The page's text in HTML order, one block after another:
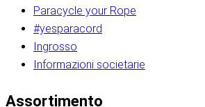
Paracycle your Rope
#yesparacord
Ingrosso
Informazioni societarie​​​​‌ ‍ ​‍​‍‌‍ ‌ ​‍‌‍‍‌‌‍‌ ‌‍‍‌‌‍ ‍​‍​‍​ ‍‍​‍​‍‌ ​ ‌‍​‌‌‍ ‍‌‍‍‌‌ ‌​‌ ‍‌​‍ ‍‌‍‍‌‌‍ ​‍​‍​‍ ​​‍​‍‌‍‍​‌ ​‍‌‍‌‌‌‍‌‍​‍​‍​ ‍‍​‍​‍‌‍‍​‌ ‌​‌ ‌​‌ ​​‌ ​ ​ ‍‍​‍ ​‍ ‌ ​​‌‍​‌‌ ​‍‌‍​‌‌‍​ ‌‍ ‌ ​‍‌‍‌​​‍ ‍‌ ​ ‌‍​‌‌‍ ‍‌‍‍‌‌ ‌​‌ ‍‌​‍ ‍‌ ​ ‌ ‌​‌ ‌‌‌‍‌​‌‍‍‌‌‍ ​‍ ‌‍‍‌‌‍ ‍‌ ‌​‌‍‌‌‌‍ ‍‌ ‌​​‍ ‌‍‌‌‌‍‌​‌‍‍‌‌ ‌​​‍ ‌‍ ‌‌‍ ‌‍‌​‌‍‌‌​ ‌‌ ​​‌ ​‍‌‍‌‌‌ ​ ‌‍‌‌‌‍ ‍‌ ‌​‌‍​‌‌ ‌​‌‍‍‌‌‍ ‌‍ ‍​ ‍ ‌‍‍‌‌‍‌​​ ‌‌‍‌‍‌‍ ‌‍ ‌ ‌​‌‍‌‌‌ ​‍​‍ ‌‌‍​‍‌ ​‍‌‍​‌‌‍ ‍‌‍‌​​‍ ‌‌‍‍‌‌‍ ‌‌ ​​‌ ​‍‌‍‍‌‌‍ ‍‌ ‌​​ ‍ ‌ ‌​‌ ‍‌‌ ​​‌‍‌‌​ ‌‌ ‌​‌ ​‍‌‍​‌‌‍ ‍‌ ​ ‌‍ ​‌‍​‌‌ ‌​‌‍‌‌‌‍‌​​‍ ‌‌‍ ‌‌‍‌‌‌ ​ ‌ ​ ‌‍​‌‌‍‌ ‌‍‌‌​ ‍ ‌ ​​‌‍​‌‌ ‌​‌‍‍​​ ‌‌ ‌‍‌‍​‌‌‍ ​‌ ‌‌‌‍‌‌​‍ ‍‌‍‍‌‌ ‌​‌‌ ‌​‍‌‌‌‌​​ ‌‍​‍‌‍​‌‌ ​ ‌‍‌‌‌‌‌‌‌ ​‍‌‍ ​​ ‌‌‍‍​‌ ‌​‌ ‌​‌ ​​‌ ​ ​‍‌‌​ ​ ‌​​‌​‍‌‌​ ​‍‌​‌‍​‍‌‌​ ​‍‌​‌‍‌ ​​‌‍​‌‌ ​‍‌‍​‌‌‍​ ‌‍ ‌ ​‍‌‍‌​​‍ ‍‌ ​ ‌‍​‌‌‍ ‍‌‍‍‌‌ ‌​‌ ‍‌​‍ ‍‌ ​ ‌ ‌​‌ ‌‌‌‍‌​‌‍‍‌‌‍ ​‍‌‍‌‍‍‌‌‍‌​​ ‌‌‍‌‍‌‍ ‌‍ ‌ ‌​‌‍‌‌‌ ​‍​‍ ‌‌‍​‍‌ ​‍‌‍​‌‌‍ ‍‌‍‌​​‍ ‌‌‍‍‌‌‍ ‌‌ ​​‌ ​‍‌‍‍‌‌‍ ‍‌ ‌​​‍‌‍‌ ‌​‌ ‍‌‌ ​​‌‍‌‌​ ‌‌ ‌​‌ ​‍‌‍​‌‌‍ ‍‌ ​ ‌‍ ​‌‍​‌‌ ‌​‌‍‌‌‌‍‌​​‍ ‌‌‍ ‌‌‍‌‌‌ ​ ‌ ​ ‌‍​‌‌‍‌ ‌‍‌‌​‍‌‍‌ ​​‌‍​‌‌ ‌​‌‍‍​​ ‌‌ ‌‍‌‍​‌‌‍ ​‌ ‌‌‌‍‌‌​‍ ‍‌‍‍‌‌ ‌​‌‌ ‌​‍‌‌‌‌​​‍‌‍‌ ​​‌‍‌‌‌ ​‍‌ ​ ‌ ​​‌‍‌‌‌‍​ ‌ ‌​‌‍‍‌‌ ‌‍‌‍‌‌​ ‌‌ ​​‌ ‌‌‌‍​‍‌‍ ​‌‍‍‌‌ ​ ‌‍‍​‌‍‌‌‌‍‌​​‍​‍‌ ‌​​​​‌ ‍ ​‍​‍‌‍ ‌ ​‍‌‍‍‌‌‍‌ ‌‍‍‌‌‍ ‍​‍​‍​ ‍‍​‍​‍‌ ​ ‌‍​‌‌‍ ‍‌‍‍‌‌ ‌​‌ ‍‌​‍ ‍‌‍‍‌‌‍ ​‍​‍​‍ ​​‍​‍‌‍‍​‌ ​‍‌‍‌‌‌‍‌‍​‍​‍​ ‍‍​‍​‍‌‍‍​‌ ‌​‌ ‌​‌ ​​‌ ​ ​ ‍‍​‍ ​‍ ‌ ​​‌‍​‌‌ ​‍‌‍​‌‌‍​ ‌‍ ‌ ​‍‌‍‌​​‍ ‍‌ ​ ‌‍​‌‌‍ ‍‌‍‍‌‌ ‌​‌ ‍‌​‍ ‍‌ ​ ‌ ‌​‌ ‌‌‌‍‌​‌‍‍‌‌‍ ​‍ ‌‍‍‌‌‍ ‍‌ ‌​‌‍‌‌‌‍ ‍‌ ‌​​‍ ‌‍‌‌‌‍‌​‌‍‍‌‌ ‌​​‍ ‌‍ ‌‌‍ ‌‍‌​‌‍‌‌​ ‌‌ ​​‌ ​‍‌‍‌‌‌ ​ ‌‍‌‌‌‍ ‍‌ ‌​‌‍​‌‌ ‌​‌‍‍‌‌‍ ‌‍ ‍​ ‍ ‌‍‍‌‌‍‌​​ ‌‌‍‌‍‌‍ ‌‍ ‌ ‌​‌‍‌‌‌ ​‍​‍ ‌‌‍​‍‌ ​‍‌‍​‌‌‍ ‍‌‍‌​​‍ ‌‌‍‍‌‌‍ ‌‌ ​​‌ ​‍‌‍‍‌‌‍ ‍‌ ‌​​ ‍ ‌ ‌​‌ ‍‌‌ ​​‌‍‌‌​ ‌‌ ‌​‌ ​‍‌‍​‌‌‍ ‍‌ ​ ‌‍ ​‌‍​‌‌ ‌​‌‍‌‌‌‍‌​​‍ ‌‌‍ ‌‌‍‌‌‌ ​ ‌ ​ ‌‍​‌‌‍‌ ‌‍‌‌​ ‍ ‌ ​​‌‍​‌‌ ‌​‌‍‍​​ ‌‌ ‌‍‌‍​‌‌‍ ​‌ ‌‌‌‍‌‌​‍ ‍‌‍‍‌‌ ‌​‌‌ ‌​‍‌‌‌‌​​ ‌‍​‍‌‍​‌‌ ​ ‌‍‌‌‌‌‌‌‌ ​‍‌‍ ​​ ‌‌‍‍​‌ ‌​‌ ‌​‌ ​​‌ ​ ​‍‌‌​ ​ ‌​​‌​‍‌‌​ ​‍‌​‌‍​‍‌‌​ ​‍‌​‌‍‌ ​​‌‍​‌‌ ​‍‌‍​‌‌‍​ ‌‍ ‌ ​‍‌‍‌​​‍ ‍‌ ​ ‌‍​‌‌‍ ‍‌‍‍‌‌ ‌​‌ ‍‌​‍ ‍‌ ​ ‌ ‌​‌ ‌‌‌‍‌​‌‍‍‌‌‍ ​‍‌‍‌‍‍‌‌‍‌​​ ‌‌‍‌‍‌‍ ‌‍ ‌ ‌​‌‍‌‌‌ ​‍​‍ ‌‌‍​‍‌ ​‍‌‍​‌‌‍ ‍‌‍‌​​‍ ‌‌‍‍‌‌‍ ‌‌ ​​‌ ​‍‌‍‍‌‌‍ ‍‌ ‌​​‍‌‍‌ ‌​‌ ‍‌‌ ​​‌‍‌‌​ ‌‌ ‌​‌ ​‍‌‍​‌‌‍ ‍‌ ​ ‌‍ ​‌‍​‌‌ ‌​‌‍‌‌‌‍‌​​‍ ‌‌‍ ‌‌‍‌‌‌ ​ ‌ ​ ‌‍​‌‌‍‌ ‌‍‌‌​‍‌‍‌ ​​‌‍​‌‌ ‌​‌‍‍​​ ‌‌ ‌‍‌‍​‌‌‍ ​‌ ‌‌‌‍‌‌​‍ ‍‌‍‍‌‌ ‌​‌‌ ‌​‍‌‌‌‌​​‍‌‍‌ ​​‌‍‌‌‌ ​‍‌ ​ ‌ ​​‌‍‌‌‌‍​ ‌ ‌​‌‍‍‌‌ ‌‍‌‍‌‌​ ‌‌ ​​‌ ‌‌‌‍​‍‌‍ ​‌‍‍‌‌ ​ ‌‍‍​‌‍‌‌‌‍‌​​‍​‍‌ ‌
Assortimento